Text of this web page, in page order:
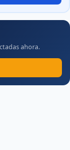
ahora.